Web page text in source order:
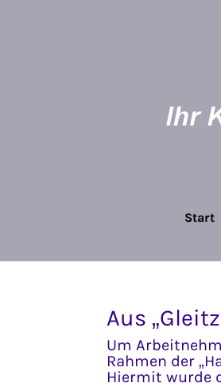
Start
Aus
Um
Rahmen der
Hiermit wurde